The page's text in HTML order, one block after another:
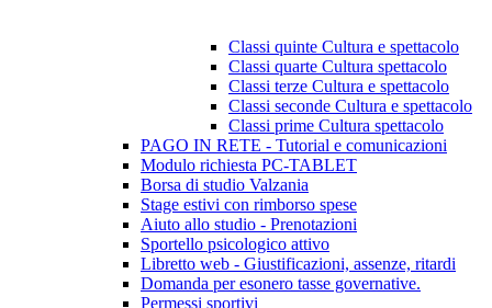
Classi quinte Cultura e spettacolo
Classi quarte Cultura spettacolo
Classi terze Cultura e spettacolo
Classi seconde Cultura e spettacolo
Classi prime Cultura spettacolo
PAGO IN RETE - Tutorial e comunicazioni
Modulo richiesta PC-TABLET
Borsa di studio Valzania
Stage estivi con rimborso spese
Aiuto allo studio - Prenotazioni
Sportello psicologico attivo
Libretto web - Giustificazioni, assenze, ritardi
Domanda per esonero tasse governative.
Permessi sportivi